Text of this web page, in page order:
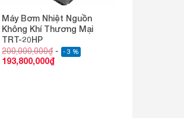
Máy Bơm Nhiệt Nguồn
Không Khí Thương Mại
TRT-20HP
200,000,000₫ - 3 %
193,800,000₫